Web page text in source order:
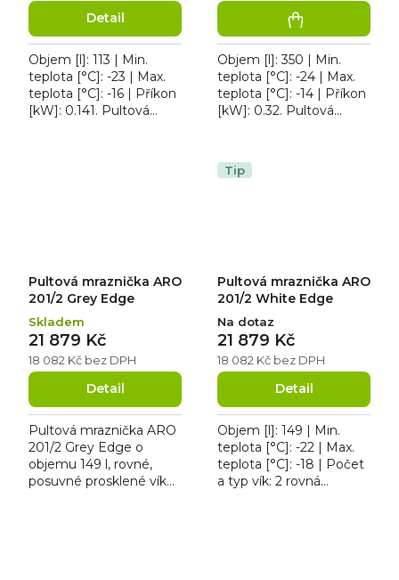
Detail
Objem [l]: 113 | Min.
teplota [°C]: -23 | Max.
teplota [°C]: -16 | Příkon
[kW]: 0.141. Pultová
Objem [l]: 350 | Min.
teplota [°C]: -24 | Max.
teplota [°C]: -14 | Příkon
[kW]: 0.32. Pultová
statické, typ...
Pultová mraznička ARO
201/2 Grey Edge
Skladem
18 082 Kč bez DPH
21 879 Kč
Detail
Pultová mraznička ARO
201/2 Grey Edge o
objemu 149 l, rovné,
posuvné prosklené víko
Tip
Pultová mraznička ARO
201/2 White Edge
Na dotaz
18 082 Kč bez DPH
21 879 Kč
Detail
Objem [l]: 149 | Min.
teplota [°C]: -22 | Max.
teplota [°C]: -18 | Počet
a typ vík: 2 rovná